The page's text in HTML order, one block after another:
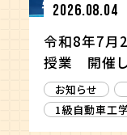
2026.08.04
令和8年7
授業 開催し
お知らせ
1級自動車工